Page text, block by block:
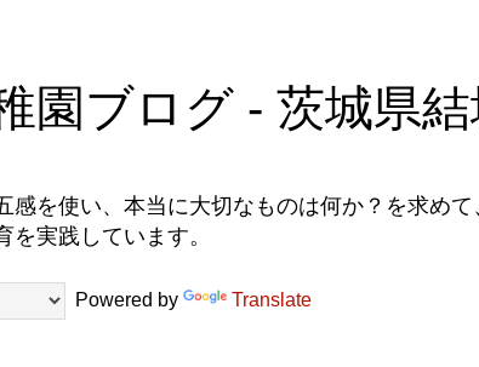
園ブログ - 茨城県
感を使い、本当に大切なものは何か？を求めて
を実践しています。
Powered by Translate